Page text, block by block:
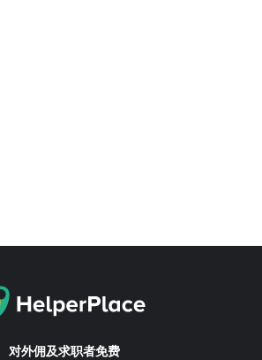
对外佣及求职者免费